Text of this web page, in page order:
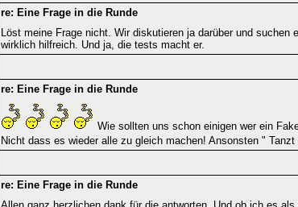
re: Eine Frage in die Runde
Löst meine Frage nicht. Wir diskutieren ja darüber und suchen
wirklich hilfreich. Und ja, die tests macht er.
re: Eine Frage in die Runde
Wie sollten uns schon einigen wer ein
Nicht dass es wieder alle zu gleich machen! Ansonsten " Tanzt
re: Eine Frage in die Runde